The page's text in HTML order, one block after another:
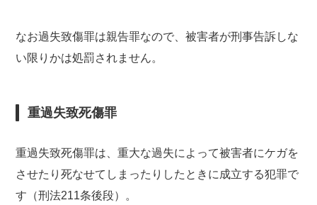
なお過失致傷罪は親告罪なので、被害者が刑事告訴しな
い限りかは処罰されません。
重過失致死傷罪
重過失致死傷罪は、重大な過失によって被害者にケガを
させたり死なせてしまったりしたときに成立する犯罪で
す（刑法211条後段）。